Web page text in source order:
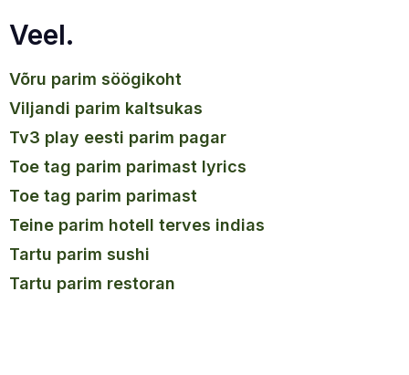
Veel.
võru parim söögikoht
viljandi parim kaltsukas
tv3 play eesti parim pagar
toe tag parim parimast lyrics
toe tag parim parimast
teine parim hotell terves indias
tartu parim sushi
tartu parim restoran